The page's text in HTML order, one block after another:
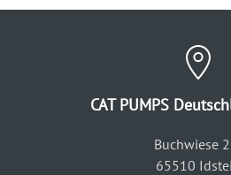
CAT PUMPS
Buchwiese
65510